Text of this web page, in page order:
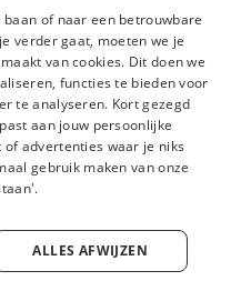
werkgevers
InstagramFacebookLinkedIn YouTube
of naar een betrouwbare
verder gaat, moeten we je
van cookies. Dit doen we
functies te bieden voor
te analyseren. Kort gezegd
aan jouw persoonlijke
advertenties waar je niks
gebruik maken van onze
ALLES AFWIJZEN